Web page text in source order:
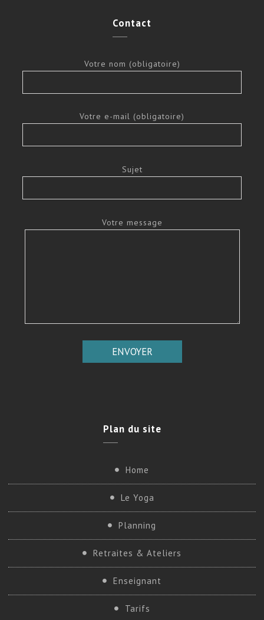
Contact
Votre nom (obligatoire)
Votre e-mail (obligatoire)
Sujet
Votre message
Plan du site
Home
Le Yoga
Planning
Retraites & Ateliers
Enseignant
Tarifs